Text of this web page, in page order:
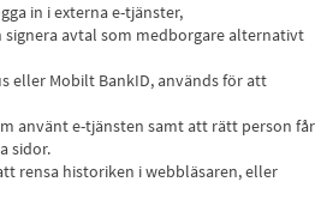
in i externa e-tjänster,
signera avtal som medborgare alternativt
eller Mobilt BankID, används för att
använt e-tjänsten samt att rätt person får
sidor.
rensa historiken i webbläsaren, eller